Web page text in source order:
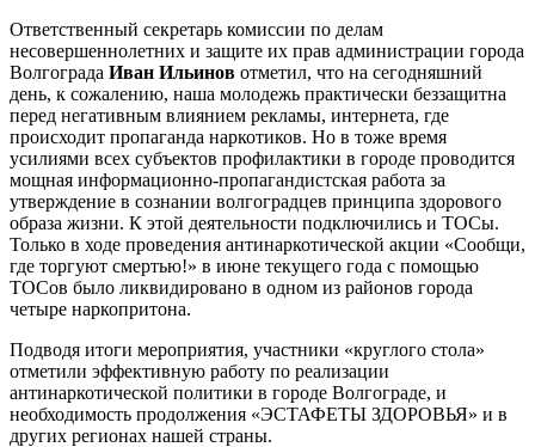
Ответственный секретарь комиссии по делам
несовершеннолетних и защите их прав администрации города
Волгограда Иван Ильинов отметил, что на сегодняшний
день, к сожалению, наша молодежь практически беззащитна
перед негативным влиянием рекламы, интернета, где
происходит пропаганда наркотиков. Но в тоже время
усилиями всех субъектов профилактики в городе проводится
мощная информационно-пропагандистская работа за
утверждение в сознании волгоградцев принципа здорового
образа жизни. К этой деятельности подключились и ТОСы.
Только в ходе проведения антинаркотической акции «Сообщи,
где торгуют смертью!» в июне текущего года с помощью
ТОСов было ликвидировано в одном из районов города
четыре наркопритона.
Подводя итоги мероприятия, участники «круглого стола»
отметили эффективную работу по реализации
антинаркотической политики в городе Волгограде, и
необходимость продолжения «ЭСТАФЕТЫ ЗДОРОВЬЯ» и в
других регионах нашей страны.